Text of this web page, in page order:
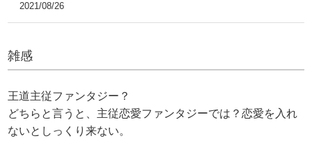
2021/08/26
雑感
王道主従ファンタジー？
どちらと言うと、主従恋愛ファンタジーでは？恋愛を入れ
ないとしっくり来ない。